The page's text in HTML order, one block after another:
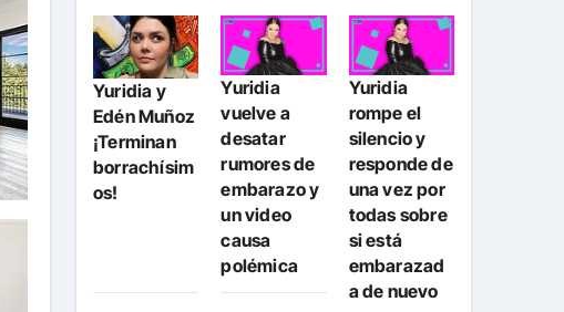
Yuridia y
Edén Muñoz
¡Terminan
borrachísim
os!
Yuridia
vuelve a
desatar
rumores de
embarazo y
un video
causa
polémica
Yuridia
rompe el
silencio y
responde de
una vez por
todas sobre
si está
embarazad
a de nuevo